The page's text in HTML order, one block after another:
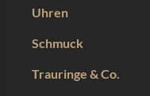
Uhren
Schmuck
Trauringe & Co.